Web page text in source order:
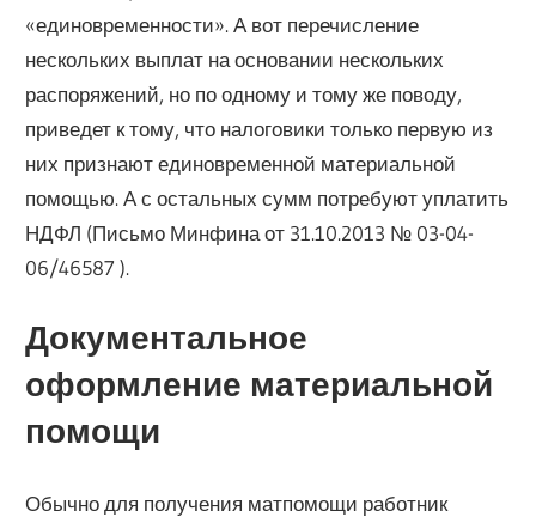
«единовременности». А вот перечисление
нескольких выплат на основании нескольких
распоряжений, но по одному и тому же поводу,
приведет к тому, что налоговики только первую из
них признают единовременной материальной
помощью. А с остальных сумм потребуют уплатить
НДФЛ (Письмо Минфина от 31.10.2013 № 03-04-
06/46587 ).
Документальное
оформление материальной
помощи
Обычно для получения матпомощи работник